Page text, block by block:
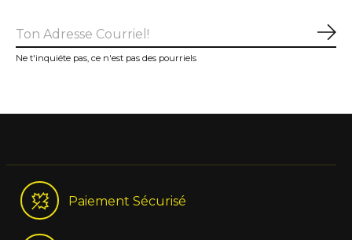
Ne t'inquiéte pas, ce n'est pas des pourriels
Paiement Sécurisé